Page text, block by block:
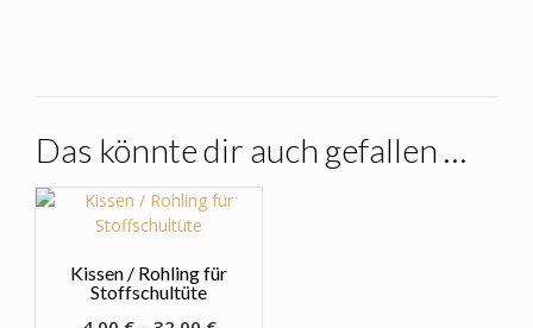
Das könnte dir auch gefallen …
Kissen / Rohling für
Stoffschultüte